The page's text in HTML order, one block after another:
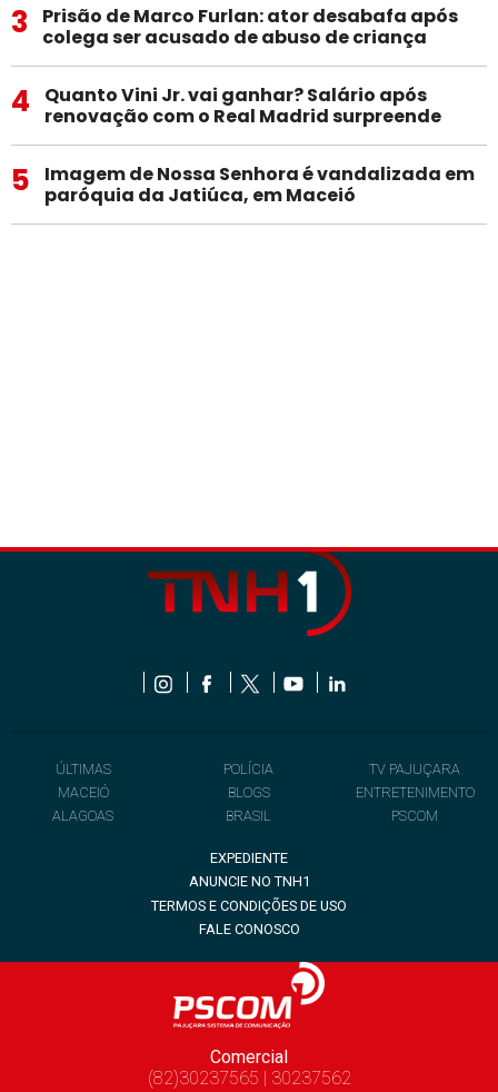
3
Prisão de Marco Furlan: ator desabafa após
colega ser acusado de abuso de criança
4
Quanto Vini Jr. vai ganhar? Salário após
renovação com o Real Madrid surpreende
5
Imagem de Nossa Senhora é vandalizada em
paróquia da Jatiúca, em Maceió
ÚLTIMAS
MACEIÓ
ALAGOAS
POLÍCIA
BLOGS
BRASIL
TV PAJUÇARA
ENTRETENIMENTO
PSCOM
EXPEDIENTE
ANUNCIE NO TNH1
TERMOS E CONDIÇÕES DE USO
FALE CONOSCO
Comercial
(82)30237565 | 30237562